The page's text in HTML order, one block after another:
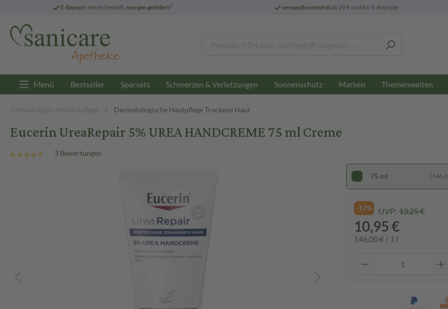
E-Rezept: Heute bestellt, morgen geliefert3 versandkostenfreiab 29 € und für E-Rezepte
Menü Bestseller Sparsets Schmerzen & Verletzungen Sonnenschutz Marken Themenwelten
Dermatologische Hautpflege Dermatologische Hautpflege Trockene Haut
Eucerin UreaRepair 5% UREA HANDCREME 75 ml Creme
3 Bewertungen
75 ml
-17% UVP: 13,25 €
10,95 €
146,00 € / 1 l